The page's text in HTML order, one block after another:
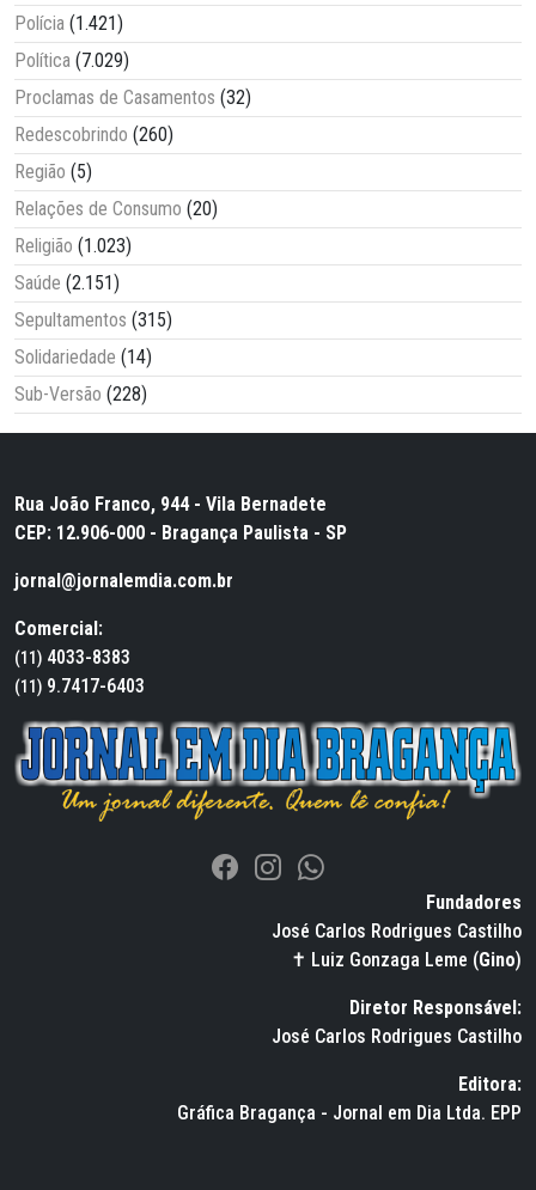
Polícia (1.421)
Política (7.029)
Proclamas de Casamentos (32)
Redescobrindo (260)
Região (5)
Relações de Consumo (20)
Religião (1.023)
Saúde (2.151)
Sepultamentos (315)
Solidariedade (14)
Sub-Versão (228)
Rua João Franco, 944 - Vila Bernadete
CEP: 12.906-000 - Bragança Paulista - SP
jornal@jornalemdia.com.br
Comercial:
(11) 4033-8383
(11) 9.7417-6403
Fundadores
José Carlos Rodrigues Castilho
✝ Luiz Gonzaga Leme (Gino)
Diretor Responsável:
José Carlos Rodrigues Castilho
Editora:
Gráfica Bragança - Jornal em Dia Ltda. EPP